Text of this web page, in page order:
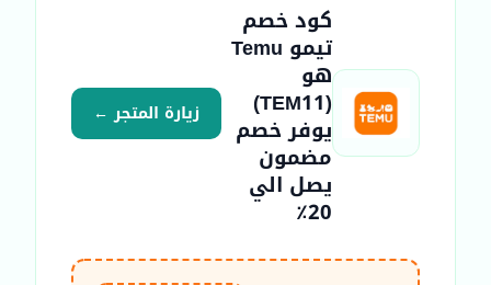
كود خصم
تيمو Temu
هو
(TEM11)
يوفر خصم
مضمون
يصل الي
20٪
زيارة المتجر ←